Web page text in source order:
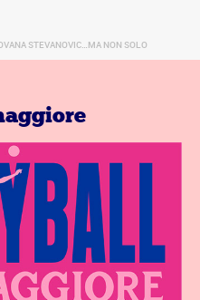
STEVANOVIC…MA NON SOLO